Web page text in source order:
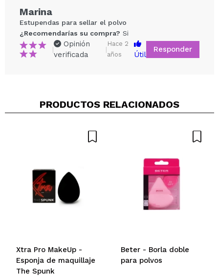
Compartir un vídeo o una foto
Tu vídeo podría ser el primero. Imagínatelo...
¿Recomendarías su compra?
Marina
Estupendas para sellar el polvo
¿Recomendarías su compra? Si
|
Opinión
verificada
|
Hace 2
años
Útil
Responder
PRODUCTOS RELACIONADOS
Xtra Pro MakeUp -
Esponja de maquillaje
The Spunk
Beter - Borla doble
para polvos